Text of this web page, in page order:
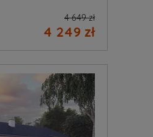
4 649 zł
4 249 zł